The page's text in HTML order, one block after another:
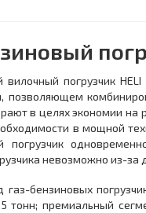
вилочный погрузчик
позволяющем
в целях экономии
в мощной
погрузчик
невозможно из-
бензиновых
тонн; премиальный